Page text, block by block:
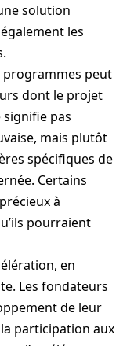
solution
les
peut
dont le projet
pas
mais plutôt
spécifiques de
Certains
à
pourraient
en
Les fondateurs
de leur
participation aux